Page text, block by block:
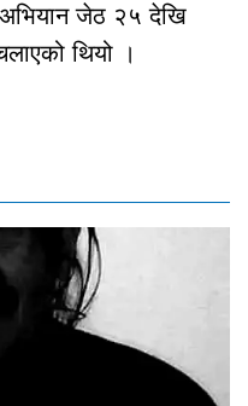
अभियान जेठ २५ देखि
थियो ।